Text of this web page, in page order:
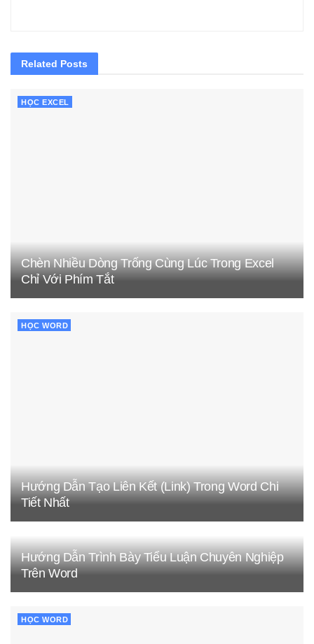
Related Posts
HỌC EXCEL
Chèn Nhiều Dòng Trống Cùng Lúc Trong Excel
Chỉ Với Phím Tắt
HỌC WORD
Hướng Dẫn Tạo Liên Kết (Link) Trong Word Chi
Tiết Nhất
Hướng Dẫn Trình Bày Tiểu Luận Chuyên Nghiệp
Trên Word
HỌC WORD